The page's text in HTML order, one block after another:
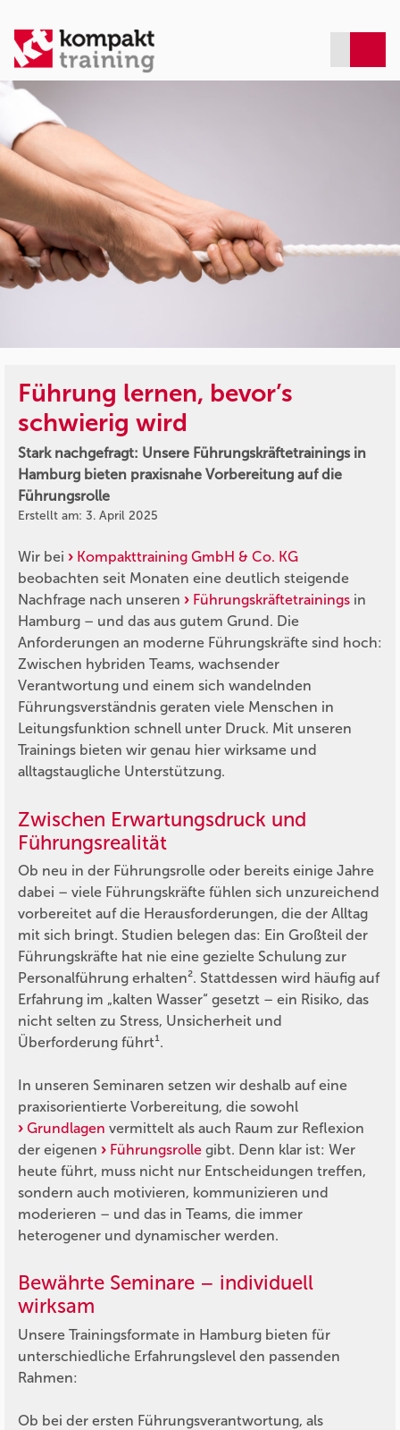
Führung lernen, bevor’s
schwierig wird
Stark nachgefragt: Unsere Führungskräftetrainings in
Hamburg bieten praxisnahe Vorbereitung auf die
Führungsrolle
Erstellt am: 3. April 2025
Wir bei
Kompakttraining GmbH & Co. KG
beobachten seit Monaten eine deutlich steigende
Nachfrage nach unseren
Führungskräftetrainings in
Hamburg – und das aus gutem Grund. Die
Anforderungen an moderne Führungskräfte sind hoch:
Zwischen hybriden Teams, wachsender
Verantwortung und einem sich wandelnden
Führungsverständnis geraten viele Menschen in
Leitungsfunktion schnell unter Druck. Mit unseren
Trainings bieten wir genau hier wirksame und
alltagstaugliche Unterstützung.
Zwischen Erwartungsdruck und
Führungsrealität
Ob neu in der Führungsrolle oder bereits einige Jahre
dabei – viele Führungskräfte fühlen sich unzureichend
vorbereitet auf die Herausforderungen, die der Alltag
mit sich bringt. Studien belegen das: Ein Großteil der
Führungskräfte hat nie eine gezielte Schulung zur
Personalführung erhalten². Stattdessen wird häufig auf
Erfahrung im „kalten Wasser“ gesetzt – ein Risiko, das
nicht selten zu Stress, Unsicherheit und
Überforderung führt¹.
In unseren Seminaren setzen wir deshalb auf eine
praxisorientierte Vorbereitung, die sowohl
Grundlagen vermittelt als auch Raum zur Reflexion
der eigenen
Führungsrolle gibt. Denn klar ist: Wer
heute führt, muss nicht nur Entscheidungen treffen,
sondern auch motivieren, kommunizieren und
moderieren – und das in Teams, die immer
heterogener und dynamischer werden.
Bewährte Seminare – individuell
wirksam
Unsere Trainingsformate in Hamburg bieten für
unterschiedliche Erfahrungslevel den passenden
Rahmen:
Ob bei der ersten Führungsverantwortung, als